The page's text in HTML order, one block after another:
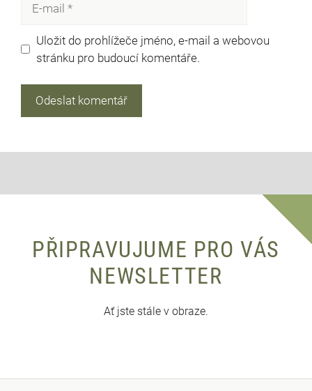
mail
Uložit do prohlížeče jméno, e-mail a webovou
stránku pro budoucí komentáře.
PŘIPRAVUJUME PRO VÁS
NEWSLETTER
Ať jste stále v obraze.